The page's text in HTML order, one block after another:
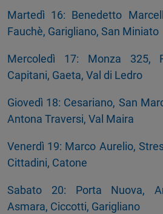
Martedì 16: Benedetto
Fauchè, Garigliano, San Miniato
Mercoledì 17: Monza 325,
Capitani, Gaeta, Val di Ledro
Giovedì 18: Cesariano, San
Antona Traversi, Val Maira
Venerdì 19: Marco Aurelio,
Cittadini, Catone
Sabato 20: Porta Nuova,
Asmara, Ciccotti, Garigliano